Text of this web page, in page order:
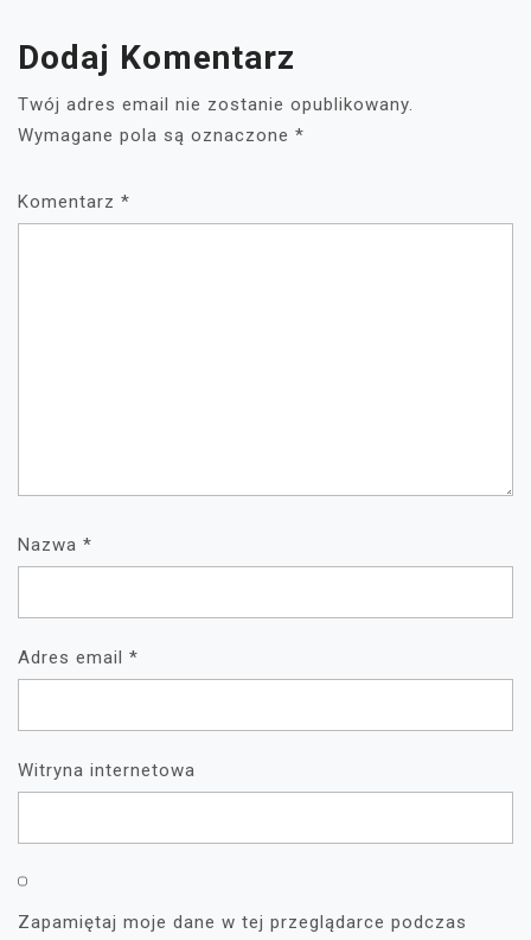
Dodaj Komentarz
Twój adres email nie zostanie opublikowany.
Wymagane pola są oznaczone *
Komentarz *
Nazwa *
Adres email *
Witryna internetowa
Zapamiętaj moje dane w tej przeglądarce podczas